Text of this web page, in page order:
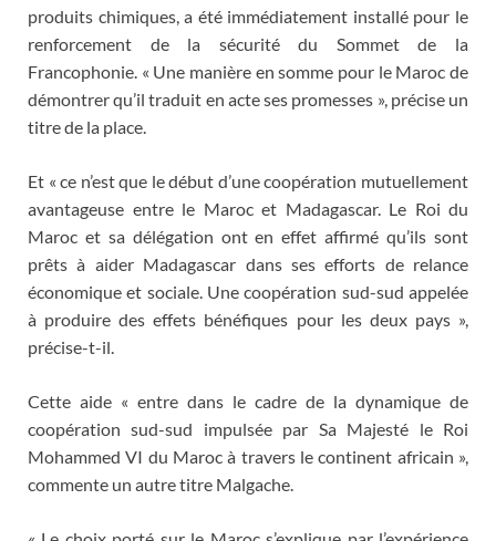
produits chimiques, a été immédiatement installé pour le
renforcement de la sécurité du Sommet de la
Francophonie. « Une manière en somme pour le Maroc de
démontrer qu’il traduit en acte ses promesses », précise un
titre de la place.
Et « ce n’est que le début d’une coopération mutuellement
avantageuse entre le Maroc et Madagascar. Le Roi du
Maroc et sa délégation ont en effet affirmé qu’ils sont
prêts à aider Madagascar dans ses efforts de relance
économique et sociale. Une coopération sud-sud appelée
à produire des effets bénéfiques pour les deux pays »,
précise-t-il.
Cette aide « entre dans le cadre de la dynamique de
coopération sud-sud impulsée par Sa Majesté le Roi
Mohammed VI du Maroc à travers le continent africain »,
commente un autre titre Malgache.